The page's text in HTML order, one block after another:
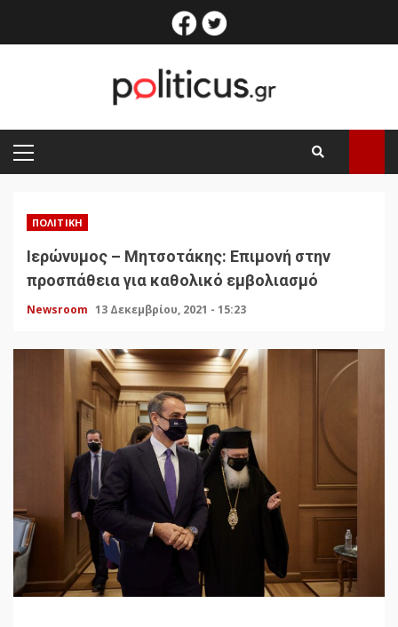
facebook
PRIMARY
MENU
ΠΟΛΙΤΙΚΉ
Ιερώνυμος – Μητσοτάκης: Επιμονή στην
προσπάθεια για καθολικό εμβολιασμό
Newsroom 13 Δεκεμβρίου, 2021 - 15:23